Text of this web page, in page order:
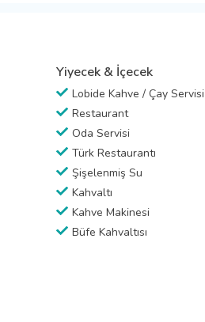
Yiyecek & İçecek
Lobide Kahve / Çay Servisi
Restaurant
Oda Servisi
Türk Restaurantı
Şişelenmiş Su
Kahvaltı
Kahve Makinesi
Büfe Kahvaltısı